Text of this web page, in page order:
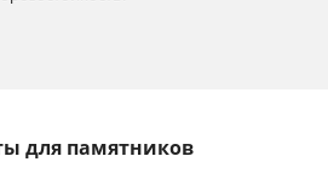
для памятников